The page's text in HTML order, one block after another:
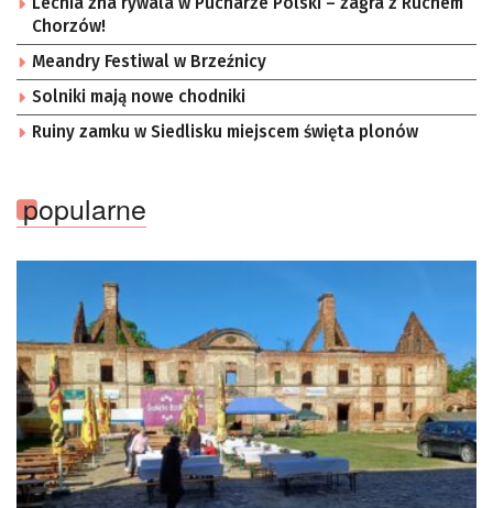
Chorzów!
Meandry Festiwal w Brzeźnicy
Solniki mają nowe chodniki
Ruiny zamku w Siedlisku miejscem święta plonów
popularne